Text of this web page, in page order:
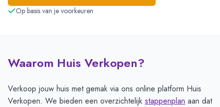
Op basis van je voorkeuren
Waarom Huis Verkopen?
Verkoop jouw huis met gemak via ons online platform Huis
Verkopen. We bieden een overzichtelijk stappenplan aan dat